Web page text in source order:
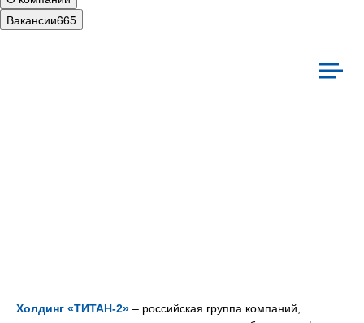
Вакансии665
Холдинг «ТИТАН‑2» – российская группа компаний,